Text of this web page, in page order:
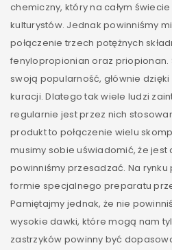
chemiczny, który na całym
kulturystów. Jednak powinniśmy
połączenie trzech potężnych
fenylopropionian oraz priopionan.
swoją popularność, głównie
kuracji. Dlatego tak wiele ludzi
regularnie jest przez nich
produkt to połączenie wielu
musimy sobie uświadomić, że jest
powinniśmy przesadzać. Na
formie specjalnego preparatu
Pamiętajmy jednak, że nie
wysokie dawki, które mogą nam
zastrzyków powinny być